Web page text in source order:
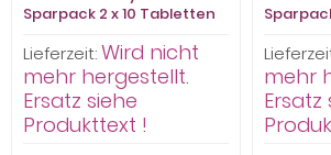
Sparpack 2 x 10 Tabletten
Enzymtabletten 2 x 10 Tabs
Lieferzeit:Wird nicht
mehr hergestellt.
Ersatz siehe
Produkttext !
mehr
Ersatz